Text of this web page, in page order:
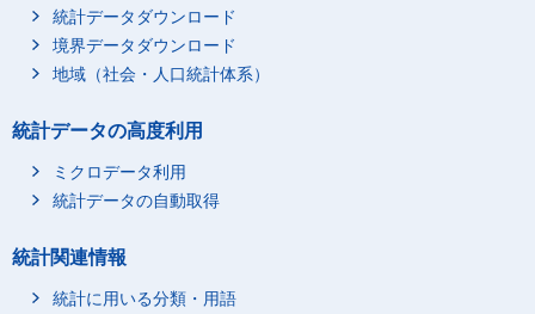
統計データダウンロード
境界データダウンロード
地域（社会・人口統計体系）
統計データの高度利用
ミクロデータ利用
統計データの自動取得
統計関連情報
統計に用いる分類・用語